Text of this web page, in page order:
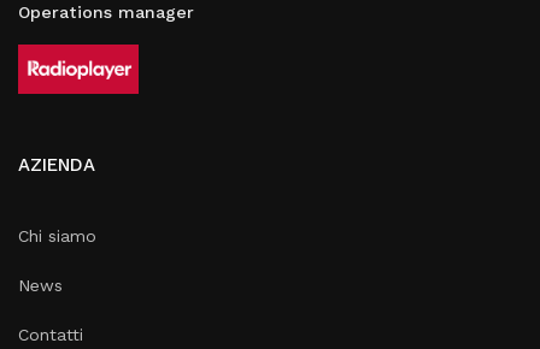
Operations manager
AZIENDA
Chi siamo
News
Contatti